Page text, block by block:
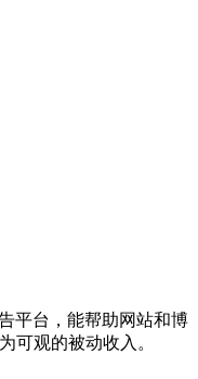
平台，能帮助网站和博
可观的被动收入。